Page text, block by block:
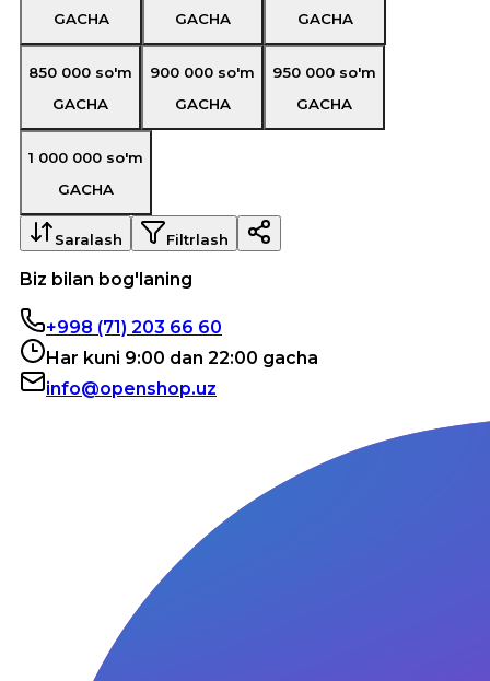
GACHA
GACHA
GACHA
850 000 so'm
GACHA
900 000 so'm
GACHA
950 000 so'm
GACHA
1 000 000 so'm
GACHA
Saralash Filtrlash
Biz bilan bog'laning
+998 (71) 203 66 60
Har kuni 9:00 dan 22:00 gacha
info@openshop.uz